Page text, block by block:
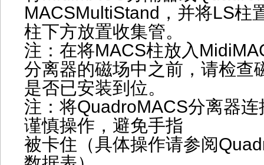
MACSMultiStand，并将LS柱
柱下方放置收集管。
注：在将MACS柱放入
分离器的磁场中之前，请检查
是否已安装到位。
注：将QuadroMACS分离器
谨慎操作，避免手指
被卡住（具体操作请参阅